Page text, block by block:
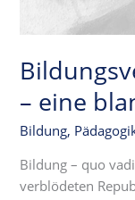
– eine
Bildung,
Bildung – quo
verblödeten